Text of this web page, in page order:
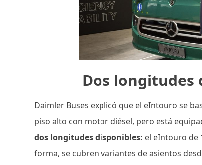
Dos longitudes
Daimler Buses explicó que el eIntouro se
piso alto con motor diésel, pero está
dos longitudes disponibles: el eIntouro de
forma, se cubren variantes de asientos